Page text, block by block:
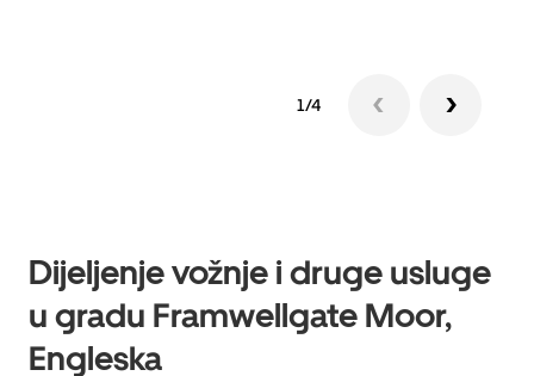
1/4
Dijeljenje vožnje i druge usluge
u gradu Framwellgate Moor,
Engleska